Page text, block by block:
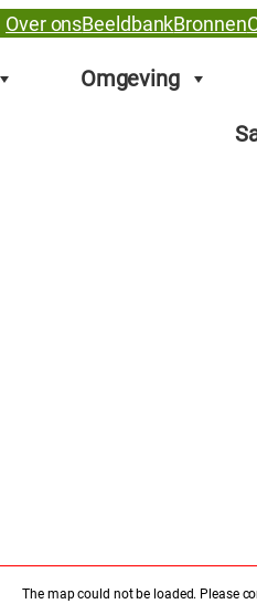
Over onsBeeldbankBronnen
Omgeving
The map could not be loaded. Please